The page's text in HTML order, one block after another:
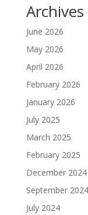
Archives
June 2026
May 2026
April 2026
February 2026
January 2026
July 2025
March 2025
February 2025
December 2024
September 2024
July 2024